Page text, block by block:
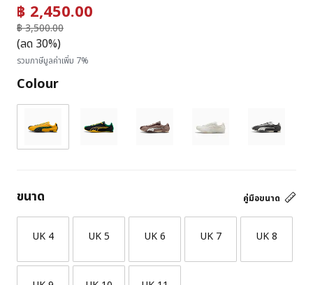
฿ 2,450.00
฿ 3,500.00
ถึง
(ลด 30%)
รวมภาษีมูลค่าเพิ่ม 7%
Colour
คู่มือขนาด
ขนาด
UK 4 UK 5 UK 6 UK 7 UK 8